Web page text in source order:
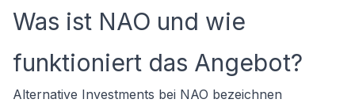
Was ist NAO und wie
funktioniert das Angebot?
Alternative Investments bei NAO bezeichnen